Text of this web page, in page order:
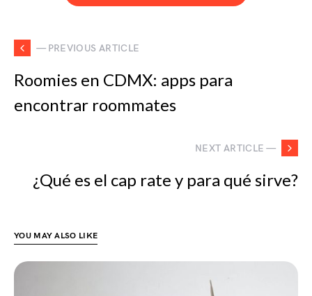
— PREVIOUS ARTICLE
Roomies en CDMX: apps para
encontrar roommates
NEXT ARTICLE —
¿Qué es el cap rate y para qué sirve?
YOU MAY ALSO LIKE